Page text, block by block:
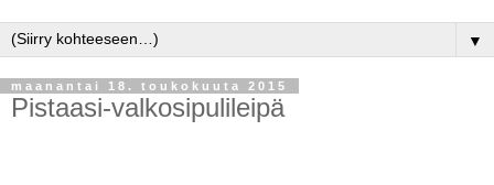
▼
maanantai 18. toukokuuta 2015
Pistaasi-valkosipulileipä